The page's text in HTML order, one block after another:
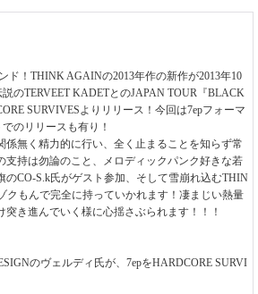
ド！THINK AGAINの2013年作の新作が2013年10
のTERVEET KADETとのJAPAN TOUR『BLACK
SURVIVESよりリリース！今回は7epフォーマ
のリリースも有り！
無く精力的に行い、全く止まることを知らず常
持は勿論のこと、メロディックパンク好きな若
CO-S.k氏がゲスト参加、そして雪崩れ込むTHIN
クもんで完全に持っていかれます！凄まじい熱量
き進んでいく様に心揺さぶられます！！！
のヴェルディ氏が、7epをHARDCORE SURVI